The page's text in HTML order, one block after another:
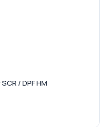
/ DPF HM